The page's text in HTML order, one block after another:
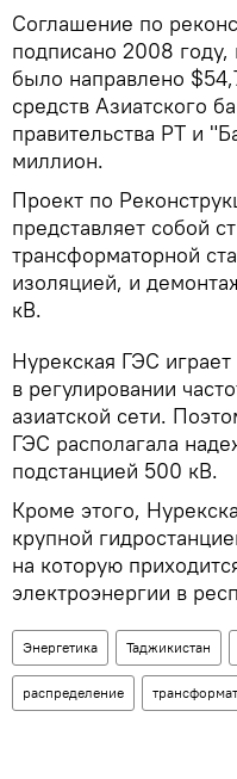
Соглашение по
подписано 2008
было направлено
средств Азиатского
правительства РТ и
миллион.
Проект по
представляет собой
трансформаторной
изоляцией, и
кВ.
Нурекская ГЭС
в регулировании
азиатской сети.
ГЭС располагала
подстанцией 500 кВ.
Кроме этого,
крупной
на которую
электроэнергии в
Энергетика Таджикистан
распределение